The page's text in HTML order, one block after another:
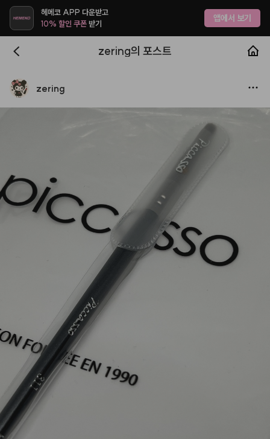
헤메코 APP 다운받고
10% 할인 쿠폰받기 앱에서 보기
zering의 포스트
zering